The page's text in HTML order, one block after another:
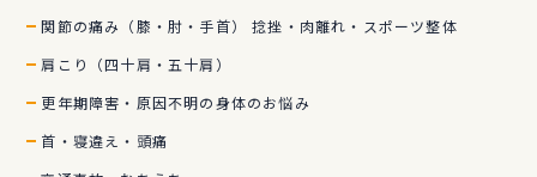
関節の痛み（膝・肘・手首） 捻挫・肉離れ・スポーツ整体
肩こり（四十肩・五十肩）
更年期障害・原因不明の身体のお悩み
首・寝違え・頭痛